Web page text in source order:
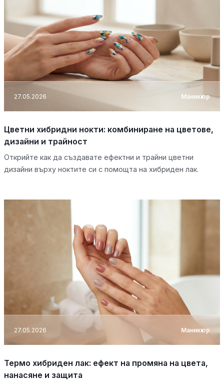
27.05.2026 Маникюр
Цветни хибридни нокти: комбиниране на цветове,
дизайни и трайност
Открийте как да създавате ефектни и трайни цветни
дизайни върху ноктите си с помощта на хибриден лак.
27.05.2026 Маникюр
Термо хибриден лак: ефект на промяна на цвета,
нанасяне и защита